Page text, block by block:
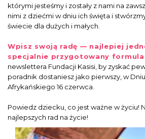
którymi jesteśmy i zostały z nami na
nimi z dziećmi w dniu ich święta i
świecie dla dużych i małych.
Wpisz swoją radę — najlepiej
specjalnie przygotowany
newslettera Fundacji Kasisi, by zyskać
poradnik dostaniesz jako pierwszy, w
Afrykańskiego 16 czerwca.
Powiedz dziecku, co jest ważne w życiu!
najlepszych rad na życie!